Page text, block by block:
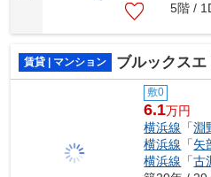
5階 /
賃貸 | マンション ブルックスエ
敷0
6.1万円
横浜線 「淵
横浜線 「矢
横浜線 「古